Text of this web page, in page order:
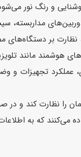
و رنگ نور
بر
هوشمند مانند
تجهیزات و
را نظارت کند و در
می‌کنند که به